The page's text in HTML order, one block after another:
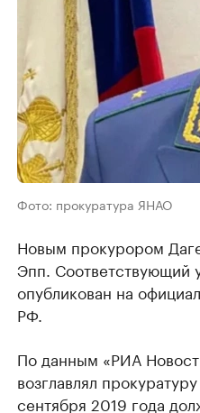
Фото: прокуратура ЯНАО
Новым прокурором
Эпп. Соответствующий
опубликован на
РФ.
По данным «РИА
возглавлял
сентября 2019 года